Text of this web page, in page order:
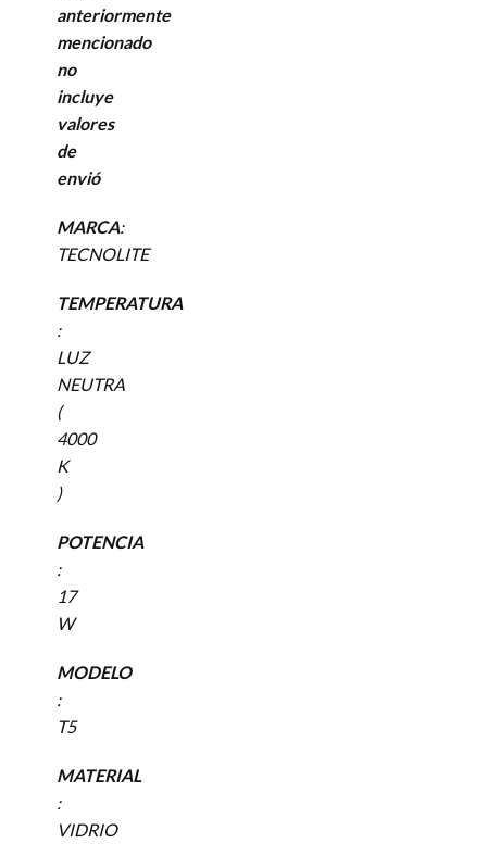
anteriormente
mencionado
no
incluye
valores
de
envió
MARCA:
TECNOLITE
TEMPERATURA
:
LUZ
NEUTRA
(
4000
K
)
POTENCIA
:
17
W
MODELO
:
T5
MATERIAL
:
VIDRIO